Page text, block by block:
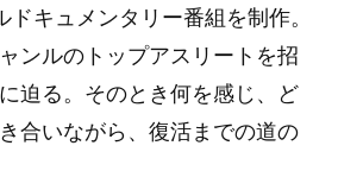
キュメンタリー番組を制作。
ンルのトップアスリートを招
迫る。そのとき何を感じ、ど
合いながら、復活までの道の